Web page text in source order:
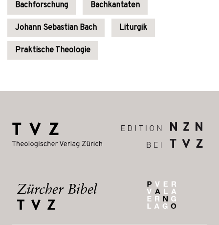
Bachforschung Bachkantaten
Johann Sebastian Bach Liturgik
Praktische Theologie